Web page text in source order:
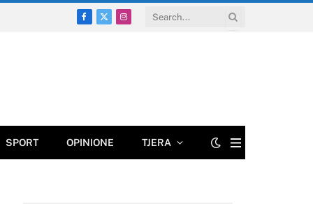
Facebook
X
Instagram
SPORT OPINIONE TJERA